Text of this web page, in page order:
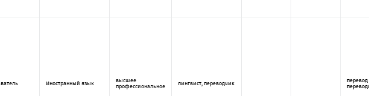
Иностранный язык
высшее
профессиональное
лингвист, переводчик
перевод